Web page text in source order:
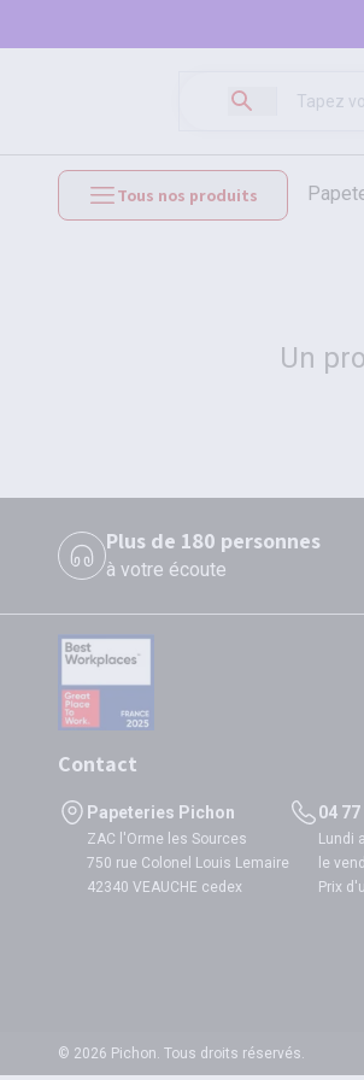
Tous nos produits
Un
Plus de 180 personnes
à votre écoute
Contact
Papeteries Pichon
ZAC l'Orme les Sources
750 rue Colonel Louis Lemaire
42340 VEAUCHE cedex
04
Lundi
le
Prix
© 2026 Pichon. Tous droits réservés.